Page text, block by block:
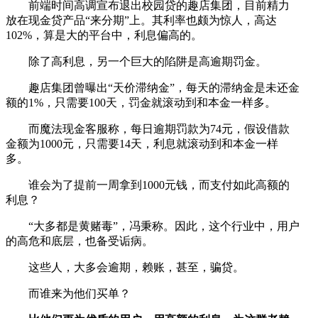
前端时间高调宣布退出校园贷的趣店集团，目前精力
放在现金贷产品“来分期”上。其利率也颇为惊人，高达
102%，算是大的平台中，利息偏高的。
除了高利息，另一个巨大的陷阱是高逾期罚金。
趣店集团曾曝出“天价滞纳金”，每天的滞纳金是未还金
额的1%，只需要100天，罚金就滚动到和本金一样多。
而魔法现金客服称，每日逾期罚款为74元，假设借款
金额为1000元，只需要14天，利息就滚动到和本金一样
多。
谁会为了提前一周拿到1000元钱，而支付如此高额的
利息？
“大多都是黄赌毒”，冯秉称。因此，这个行业中，用户
的高危和底层，也备受诟病。
这些人，大多会逾期，赖账，甚至，骗贷。
而谁来为他们买单？